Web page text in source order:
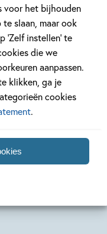
voor het bijhouden
slaan, maar ook
instellen’ te
die we
aanpassen.
klikken, ga je
cookies
.
Week van het
Lees meer